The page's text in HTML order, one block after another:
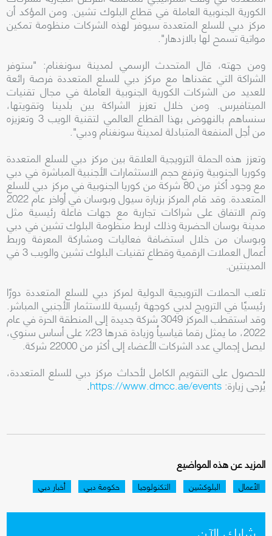
الكورية الجنوبية العاملة في قطاع البلوك تشين. ومن المؤكد أن
مركز دبي للسلع المتعددة سيوفر لهذه الشركات منظومة تمكين
مواتية تسمح لها بالازدهار".
ومن جهته، قال المتحدث الرسمي لمدينة سونغنام: "ستوفر
الشراكة التي عقدناها مع مركز دبي للسلع المتعددة فرصة رائعة
للعديد من الشركات الكورية الجنوبية العاملة في مجال تقنيات
الميتافيرس. ومن خلال تعزيز الشراكة بين بلدينا وتقويتها،
سنساهم بالنهوض بهذا القطاع العالمي لتقنية الويب 3 وتعزيزه
من أجل المنفعة المتبادلة لمدينة سونغنام ودبي".
وتعزز هذه الحملة الترويجية العلاقة بين مركز دبي للسلع المتعددة
وكوريا الجنوبية وترفع حجم الاستثمارات الأجنبية المباشرة في دبي
مع وجود أكثر من 80 شركة من كوريا الجنوبية في مركز دبي للسلع
المتعددة. وقد قام المركز بزيارة سيول وبوسان في أواخر عام 2022
وتم الاتفاق على شراكات تجارية مع جهات فاعلة رئيسية مثل
مدينة بوسان الحضرية وذلك لربط منظومة البلوك تشين في دبي
وبوسان من خلال استضافة فعاليات ومشاركة المعرفة وربط
أعمال العملات الرقمية وقطاع تقنيات البلوك تشين والويب 3 في
المدينتين.
تلعب الحملات الترويجية الدولية لمركز دبي للسلع المتعددة دورًا
رئيسيًا في الترويج لدبي كوجهة رئيسية للاستثمار الأجنبي المباشر.
وقد استقطب المركز 3049 شركة جديدة إلى المنطقة الحرة في عام
2022، ما يمثل رقما قياسياُ وزيادة قدرها 23٪ على أساس سنوي،
ليصل إجمالي عدد الشركات الأعضاء إلى أكثر من 22000 شركة.
للحصول على التقويم الكامل لأحداث مركز دبي للسلع المتعددة،
يُرجى زيارة:https://www.dmcc.ae/events
.
المزيد عن هذه المواضيع
الأعمال البلوكشين التكنولوجيا حكومة دبي أخبار دبي